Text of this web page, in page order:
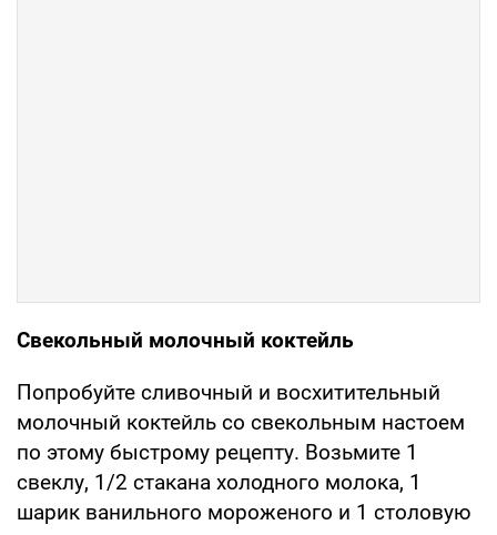
Свекольный молочный коктейль
Попробуйте сливочный и восхитительный
молочный коктейль со свекольным настоем
по этому быстрому рецепту. Возьмите 1
свеклу, 1/2 стакана холодного молока, 1
шарик ванильного мороженого и 1 столовую